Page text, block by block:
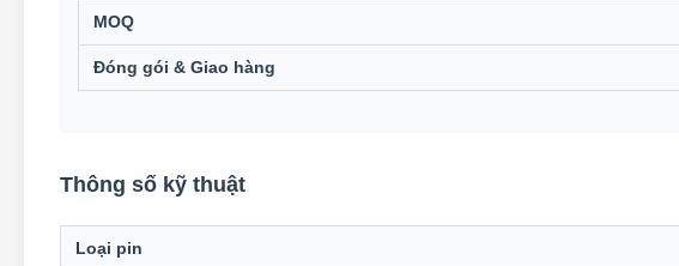
MOQ
Đóng gói & Giao hàng
Thông số kỹ thuật
Loại pin